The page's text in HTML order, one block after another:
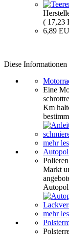
( 17,23
6,89
Diese Informationen
Eine
Km
mehr
Markt
mehr